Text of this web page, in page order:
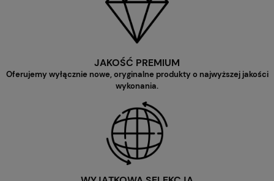
JAKOŚĆ PREMIUM
Oferujemy wyłącznie nowe, oryginalne produkty o najwyższej jakości
wykonania.